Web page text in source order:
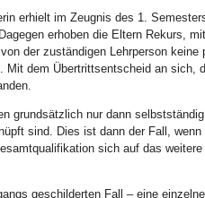
erhielt im Zeugnis des 1.
erhoben die Eltern Rekurs,
der zuständigen Lehrperson
Mit dem Übertrittsentscheid an sich,
grundsätzlich nur dann
sind. Dies ist dann der Fall,
sich auf das
geschilderten Fall – eine